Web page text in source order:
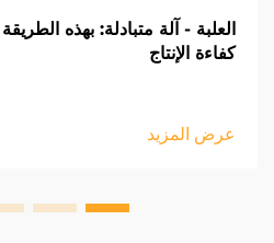
العلبة - آلة متبادلة: بهذه
كفاءة الإنتاج
عرض المزيد